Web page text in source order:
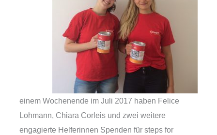
einem Wochenende im Juli 2017 haben Felice
Lohmann, Chiara Corleis und zwei weitere
engagierte Helferinnen Spenden für steps for